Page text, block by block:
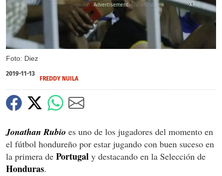
Foto: Diez
X
2019-11-13
FREDDY NUILA
Jonathan Rubio es uno de los jugadores del momento en
el fútbol hondureño por estar jugando con buen suceso en
la primera de Portugal y destacando en la Selección de
Honduras.